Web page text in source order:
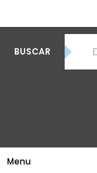
BUSCAR
Menu